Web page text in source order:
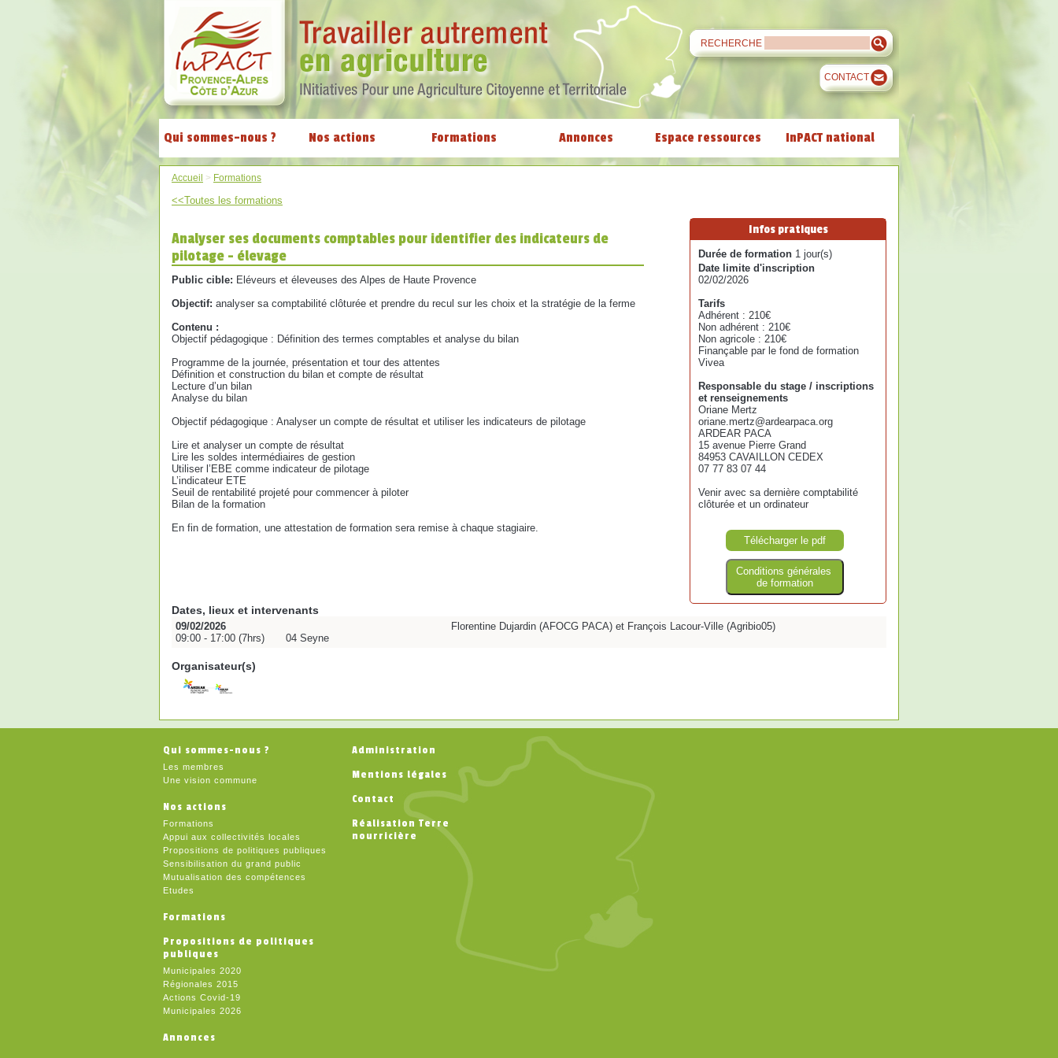
RECHERCHE
CONTACT
Qui sommes-nous ? Nos actions Formations Annonces Espace ressources InPACT national
Accueil > Formations
<<Toutes les formations
Analyser ses documents comptables pour identifier des indicateurs de
pilotage - élevage
Public cible: Eléveurs et éleveuses des Alpes de Haute Provence
Objectif: analyser sa comptabilité clôturée et prendre du recul sur les choix et la stratégie de la ferme
Contenu :
Objectif pédagogique : Définition des termes comptables et analyse du bilan
Programme de la journée, présentation et tour des attentes
Définition et construction du bilan et compte de résultat
Lecture d’un bilan
Analyse du bilan
Objectif pédagogique : Analyser un compte de résultat et utiliser les indicateurs de pilotage
Lire et analyser un compte de résultat
Lire les soldes intermédiaires de gestion
Utiliser l’EBE comme indicateur de pilotage
L’indicateur ETE
Seuil de rentabilité projeté pour commencer à piloter
Bilan de la formation
En fin de formation, une attestation de formation sera remise à chaque stagiaire.
Infos pratiques
Durée de formation 1 jour(s)
Date limite d'inscription
02/02/2026
Tarifs
Adhérent : 210€
Non adhérent : 210€
Non agricole : 210€
Finançable par le fond de formation
Vivea
Responsable du stage / inscriptions
et renseignements
Oriane Mertz
oriane.mertz@ardearpaca.org
ARDEAR PACA
15 avenue Pierre Grand
84953 CAVAILLON CEDEX
07 77 83 07 44
Venir avec sa dernière comptabilité
clôturée et un ordinateur
Télécharger le pdf
Conditions générales
de formation
Dates, lieux et intervenants
09/02/2026
09:00 - 17:00 (7hrs)
04 Seyne
Florentine Dujardin (AFOCG PACA) et François Lacour-Ville (Agribio05)
Organisateur(s)
Qui sommes-nous ?
Les membres
Une vision commune
Nos actions
Formations
Appui aux collectivités locales
Propositions de politiques publiques
Sensibilisation du grand public
Mutualisation des compétences
Etudes
Formations
Propositions de politiques
publiques
Municipales 2020
Régionales 2015
Actions Covid-19
Municipales 2026
Annonces
Administration
Mentions légales
Contact
Réalisation Terre
nourricière